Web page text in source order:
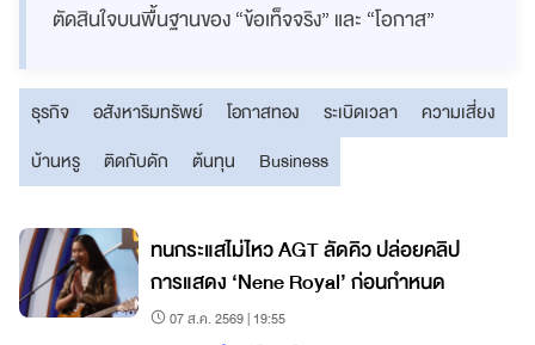
ตัดสินใจบนพื้นฐานของ “ข้อเท็จจริง” และ “โอกาส”
ธุรกิจ อสังหาริมทรัพย์ โอกาสทอง ระเบิดเวลา
ความเสี่ยง
บ้านหรู
ติดกับดัก ต้นทุน Business
ทนกระแสไม่ไหว AGT ลัดคิว ปล่อยคลิป
การแสดง ‘Nene Royal’ ก่อนกำหนด
07 ส.ค. 2569 | 19:55